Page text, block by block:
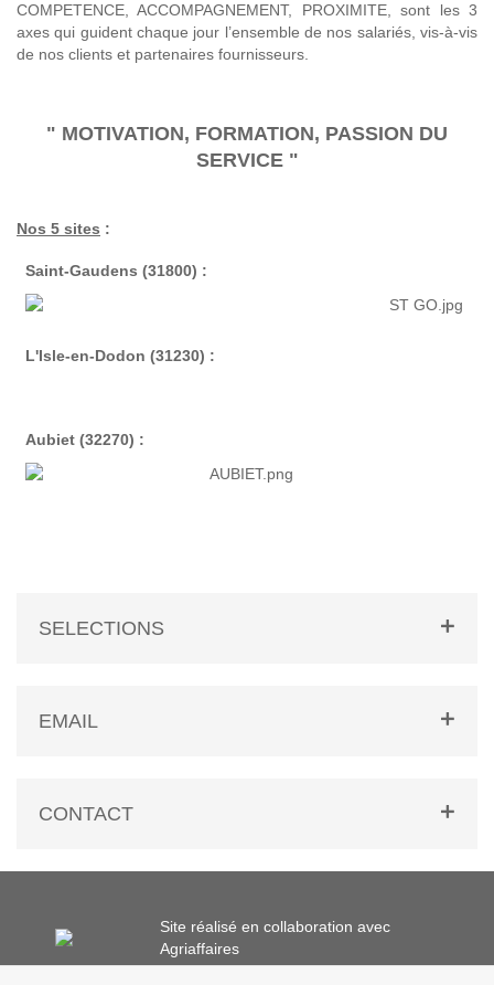
COMPETENCE, ACCOMPAGNEMENT, PROXIMITE, sont les 3
axes qui guident chaque jour l’ensemble de nos salariés, vis-à-vis
de nos clients et partenaires fournisseurs.
" MOTIVATION, FORMATION, PASSION DU
SERVICE "
Nos 5 sites :
Saint-Gaudens (31800) :
L'Isle-en-Dodon (31230) :
Aubiet (32270) :
SELECTIONS
EMAIL
CONTACT
Site réalisé en collaboration avec
Agriaffaires